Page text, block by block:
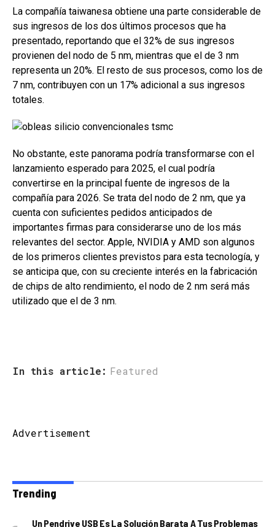
La compañía taiwanesa obtiene una parte considerable de
sus ingresos de los dos últimos procesos que ha
presentado, reportando que el 32% de sus ingresos
provienen del nodo de 5 nm, mientras que el de 3 nm
representa un 20%. El resto de sus procesos, como los de
7 nm, contribuyen con un 17% adicional a sus ingresos
totales.
No obstante, este panorama podría transformarse con el
lanzamiento esperado para 2025, el cual podría
convertirse en la principal fuente de ingresos de la
compañía para 2026. Se trata del nodo de 2 nm, que ya
cuenta con suficientes pedidos anticipados de
importantes firmas para considerarse uno de los más
relevantes del sector. Apple, NVIDIA y AMD son algunos
de los primeros clientes previstos para esta tecnología, y
se anticipa que, con su creciente interés en la fabricación
de chips de alto rendimiento, el nodo de 2 nm será más
utilizado que el de 3 nm.
In this article: Featured
Advertisement
Trending
Un Pendrive USB Es La Solución Barata A Tus Problemas